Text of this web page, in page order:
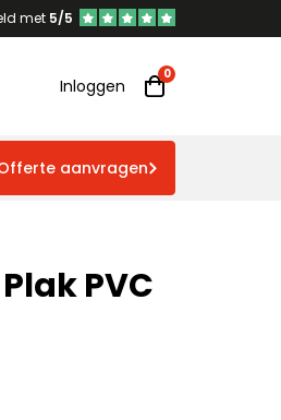
met 5/5
Inloggen
aanvragen
PVC